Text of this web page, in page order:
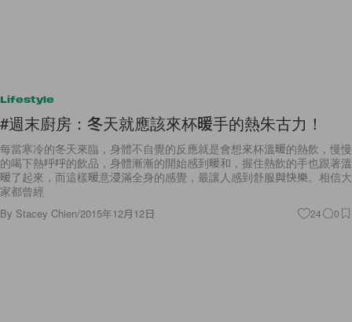
Lifestyle
#週末廚房：冬天就應該來杯暖手的熱朱古力！
每當寒冷的冬天來臨，身體不自覺的反應就是會想來杯溫暖的熱飲，慢慢
的喝下熱呼呼的飲品，身體漸漸的開始感到暖和，握住熱飲的手也跟著溫
暖了起來，而這樣暖意浸滿全身的感覺，最讓人感到舒服與快樂。相信大
家都曾經
By Stacey Chien/2015年12月12日 24 0